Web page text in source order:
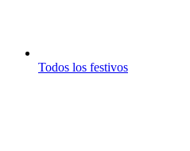
Todos los festivos